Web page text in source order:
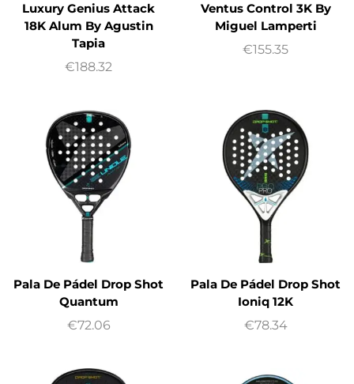
Luxury Genius Attack
18K Alum By Agustin
Tapia
€188.32
Ventus Control 3K By
Miguel Lamperti
€155.35
Pala De Pádel Drop Shot
Quantum
€72.06
Pala De Pádel Drop Shot
Ioniq 12K
€78.34